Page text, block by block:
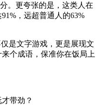
。更夸张的是，这类人在
，远超普通人的63%
是文字游戏，更是展现文
个成语，保准你在饭局上
带劲？